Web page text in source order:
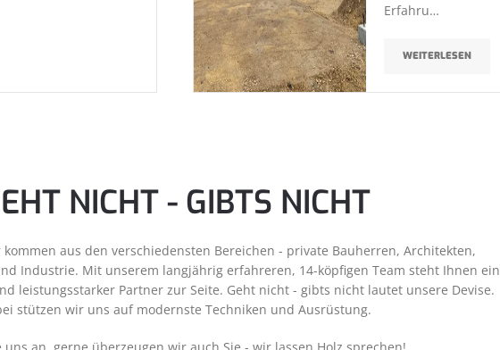
Erfahru…
WEITERLESEN
NICHT - GIBTS NICHT
aus den verschiedensten Bereichen - private Bauherren, Architekten,
Industrie. Mit unserem langjährig erfahreren, 14-köpfigen Team steht Ihnen ein
leistungsstarker Partner zur Seite. Geht nicht - gibts nicht lautet unsere Devise.
stützen wir uns auf modernste Techniken und Ausrüstung.